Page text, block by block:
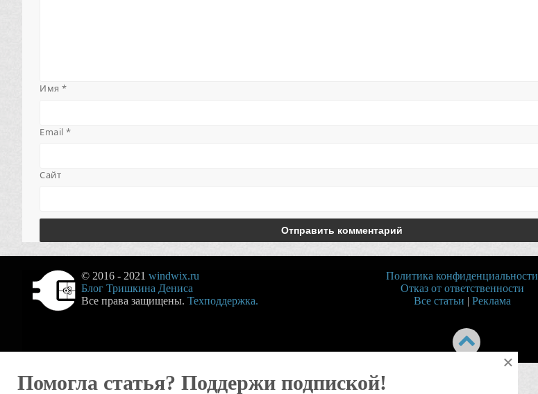
Имя*
Email*
Сайт
© 2016 - 2021 windwix.ru
Блог Тришкина Дениса
Все права защищены. Техподдержка.
Политика конфиденциальности
Отказ от ответственности
Все статьи | Реклама
Помогла статья? Поддержи подпиской!
×